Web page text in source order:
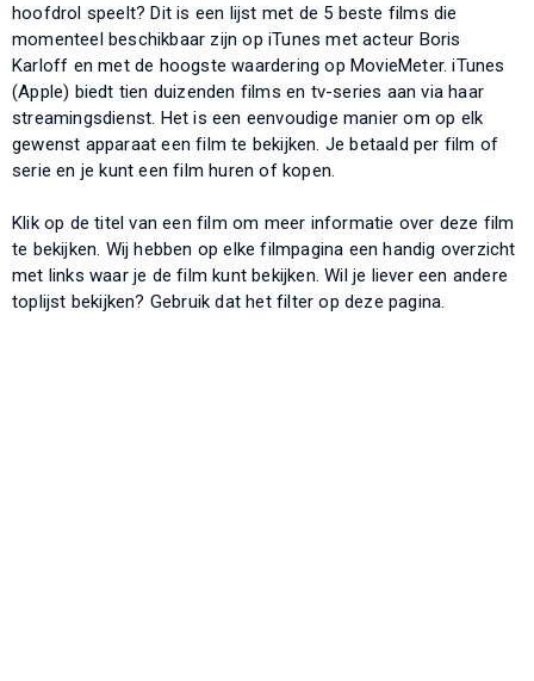
hoofdrol speelt? Dit is een lijst met de 5 beste films die
momenteel beschikbaar zijn op iTunes met acteur Boris
Karloff en met de hoogste waardering op MovieMeter. iTunes
(Apple) biedt tien duizenden films en tv-series aan via haar
streamingsdienst. Het is een eenvoudige manier om op elk
gewenst apparaat een film te bekijken. Je betaald per film of
serie en je kunt een film huren of kopen.
Klik op de titel van een film om meer informatie over deze film
te bekijken. Wij hebben op elke filmpagina een handig overzicht
met links waar je de film kunt bekijken. Wil je liever een andere
toplijst bekijken? Gebruik dat het filter op deze pagina.